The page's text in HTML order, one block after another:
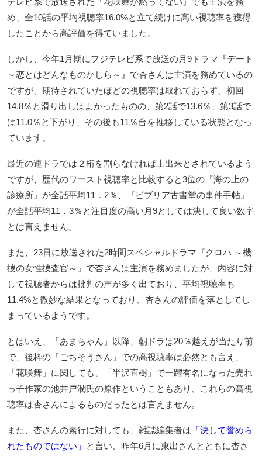
め、全10話の平均視聴率16.0%と立て続けに高い視聴率を獲得
したことから高評価を得ていました。
しかし、今年1月期にフジテレビ系で放送の月9ドラマ『デート
～恋とはどんなものかしら～』で杏さんは主演を務めているの
ですが、期待されていたほどの視聴率は取れておらず、初回
14.8％と滑り出しはよかったものの、第2話で13.6％、第3話で
は11.0％と下がり、その後も11％台を推移している状態となっ
ています。
最近の連ドラでは２桁を割らなければ上出来とされているよう
ですが、歴代のワースト視聴率と比較すると3位の『海の上の
診療所』が全話平均11．2％、『ビブリア古書堂の事件手帖』
が全話平均11．3％と注目度の高い月9としては決して良い数字
とは言えません。
また、23日に放送された2時間スペシャルドラマ『クロハ ～機
捜の女性捜査官～』で杏さんは主演を務めましたが、内容に対
して視聴者からは批判の声が多く出ており、平均視聴率も
11.4%と微妙な結果となっており、杏さんの評価を落としてし
まっているようです。
とはいえ、「あまちゃん」以降、朝ドラは20％越えが当たり前
で、後枠の「ごちそうさん」での高視聴率は必然とも言え、
「花咲舞」に関しても、「半沢直樹」で一躍有名になった売れ
っ子作家の池井戸潤氏の原作ということもあり、これらの高視
聴率は杏さんによるものだったとは言えません。
また、杏さんの素行に対しても、雑誌編集者は 「決して誉めら
れたものではない」
と言い、昨年6月に東出さんとともに杏さ